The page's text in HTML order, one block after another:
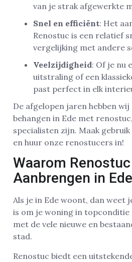
van je strak afgewerkte
Snel en efficiënt: Het
Renostuc is een relatief
vergelijking met andere
Veelzijdigheid: Of je nu
uitstraling of een
past perfect in elk
De afgelopen jaren hebben
behangen in Ede met
specialisten zijn. Maak
en huur onze renostucers in!
Waarom
Aanbrengen in
Als je in Ede woont, dan weet
is om je woning in topconditie
met de vele nieuwe en
stad.
Renostuc biedt een